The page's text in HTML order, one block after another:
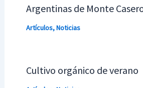
Argentinas de Monte
Artículos,Noticias
Cultivo orgánico de verano